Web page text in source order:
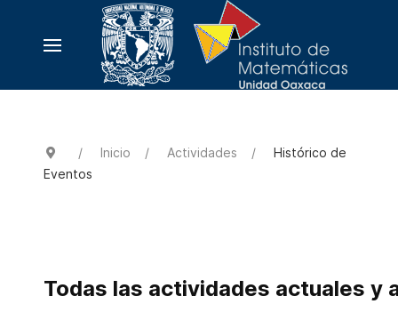
Inicio Actividades
Histórico de
Eventos
Todas las actividades actuales y